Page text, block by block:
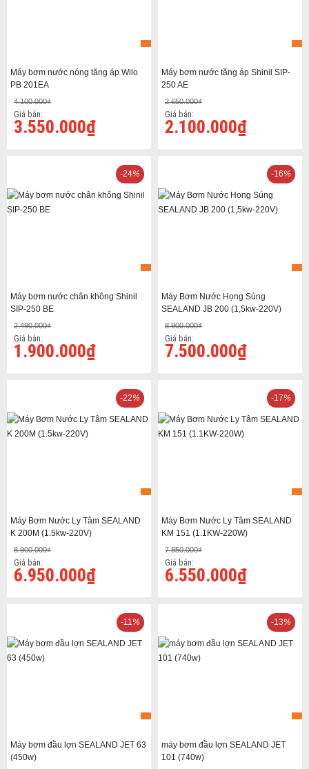
Máy bơm nước nóng tăng áp Wilo
PB 201EA
4.100.000₫
Giá bán:
3.550.000₫
Máy bơm nước tăng áp Shinil SIP-
250 AE
2.650.000₫
Giá bán:
2.100.000₫
Máy bơm nước chân không Shinil
SIP-250 BE
2.490.000₫
Giá bán:
1.900.000₫
-24%
Máy Bơm Nước Họng Súng
SEALAND JB 200 (1,5kw-220V)
8.900.000₫
Giá bán:
7.500.000₫
-16%
Máy Bơm Nước Ly Tâm SEALAND
K 200M (1.5kw-220V)
8.900.000₫
Giá bán:
6.950.000₫
-22%
Máy Bơm Nước Ly Tâm SEALAND
KM 151 (1.1KW-220W)
7.850.000₫
Giá bán:
6.550.000₫
-17%
Máy bơm đầu lợn SEALAND JET 63
(450w)
-11%
máy bơm đầu lợn SEALAND JET
101 (740w)
-13%